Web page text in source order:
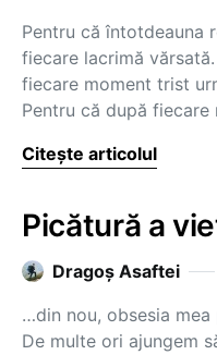
Pentru că întotdeauna
fiecare lacrimă
fiecare moment trist
Pentru că după
Citește articolul
Picătură a
Dragoş Asaftei
…din nou, obsesia
De multe ori ajungem